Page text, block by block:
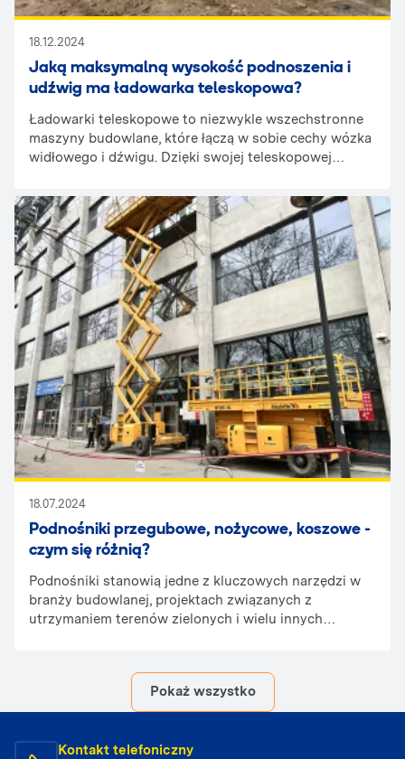
18.12.2024
Jaką maksymalną wysokość podnoszenia i
udźwig ma ładowarka teleskopowa?
Ładowarki teleskopowe to niezwykle wszechstronne
maszyny budowlane, które łączą w sobie cechy wózka
widłowego i dźwigu. Dzięki swojej teleskopowej
dużą wysokość, co czyni je niezastąpionymi w wielu
branżach, takich jak budownictwo, rolnictwo czy
przemysł. Wiele osób, planując wynajem lub zakup
ładowarki teleskopowej, zadaje pytanie o maksymalną
wysokość podnoszenia oraz udźwig tej maszyny. Oto
szczegółowy przewodnik, który pomoże odpowiedzieć
na te wątpliwości.
18.07.2024
Podnośniki przegubowe, nożycowe, koszowe -
czym się różnią?
Podnośniki stanowią jedne z kluczowych narzędzi w
branży budowlanej, projektach związanych z
utrzymaniem terenów zielonych i wielu innych
konstrukcją i zastosowaniem, co warto rozważyć
przed wyborem odpowiedniego modelu.
Pokaż wszystko
Kontakt telefoniczny